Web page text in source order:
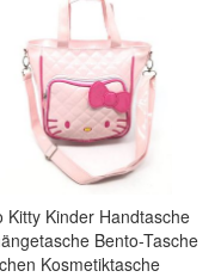
Kitty Kinder Handtasche
Bento-Tasche
Kosmetiktasche